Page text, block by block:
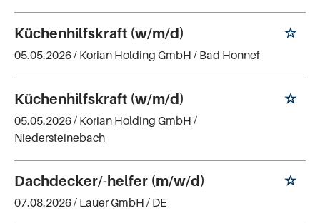
Küchenhilfskraft (w/m/d)
05.05.2026 / Korian Holding GmbH / Bad Honnef
Küchenhilfskraft (w/m/d)
05.05.2026 / Korian Holding GmbH /
Niedersteinebach
Dachdecker/-helfer (m/w/d)
07.08.2026 / Lauer GmbH / DE